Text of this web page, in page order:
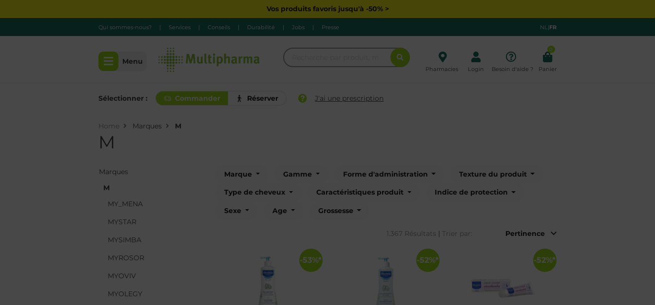
Vos produits favoris jusqu'à -50% >
Qui sommes-nous? | Services | Conseils | Durabilité | Jobs | Presse NL|FR
Menu
Pharmacies Login Besoin d'aide ?
0
Panier
Sélectionner : Commander Réserver J'ai une prescription
Home Marques M
M
Marques
M
MY_MENA
MYSTAR
MYSIMBA
MYROSOR
MYOVIVMYOVIV
MYOLEGYMYOLEGY
Marque Gamme Forme d'administration Texture du produit
Type de cheveux Caractéristiques produit Indice de protection
Sexe Age Grossesse
1.367 Résultats | Trier par:
-53%* -52%* -52%*